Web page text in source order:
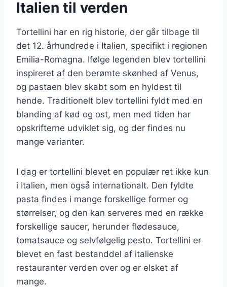
Italien til verden
Tortellini har en rig historie, der går tilbage til
det 12. århundrede i Italien, specifikt i regionen
Emilia-Romagna. Ifølge legenden blev tortellini
inspireret af den berømte skønhed af Venus,
og pastaen blev skabt som en hyldest til
hende. Traditionelt blev tortellini fyldt med en
blanding af kød og ost, men med tiden har
opskrifterne udviklet sig, og der findes nu
mange varianter.
I dag er tortellini blevet en populær ret ikke kun
i Italien, men også internationalt. Den fyldte
pasta findes i mange forskellige former og
størrelser, og den kan serveres med en række
forskellige saucer, herunder flødesauce,
tomatsauce og selvfølgelig pesto. Tortellini er
blevet en fast bestanddel af italienske
restauranter verden over og er elsket af
mange.